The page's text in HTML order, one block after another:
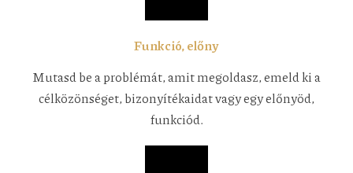
Funkció, előny
Mutasd be a problémát, amit megoldasz, emeld ki a
célközönséget, bizonyítékaidat vagy egy előnyöd,
funkciód.